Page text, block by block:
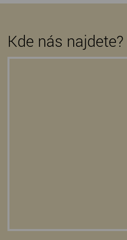
Kde nás najdete?